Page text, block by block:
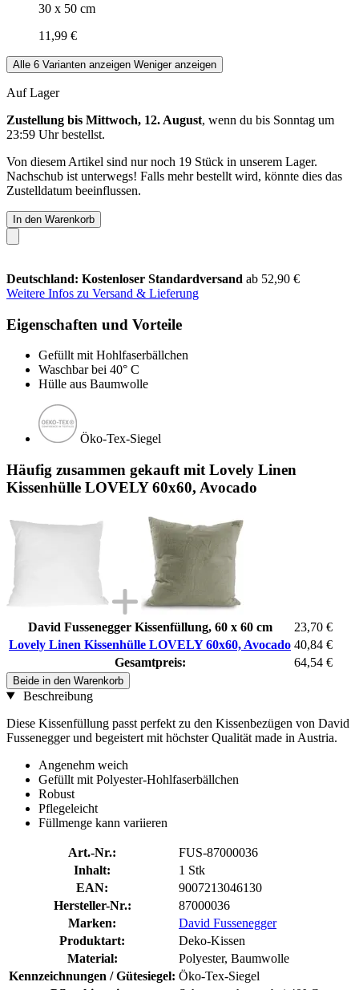
30 x 50 cm
11,99 €
Alle 6 Varianten anzeigen Weniger anzeigen
Auf Lager
Zustellung bis Mittwoch, 12. August, wenn du bis Sonntag um
23:59 Uhrbestellst.
Von diesem Artikel sind nur noch 19 Stück in unserem Lager.
Nachschub ist unterwegs! Falls mehr bestellt wird, könnte dies das
Zustelldatum beeinflussen.
In den Warenkorb
Deutschland: Kostenloser Standardversand ab 52,90 €
Weitere Infos zu Versand & Lieferung
Eigenschaften und Vorteile
Gefüllt mit Hohlfaserbällchen
Waschbar bei 40° C
Hülle aus Baumwolle
Öko-Tex-Siegel
Häufig zusammen gekauft mit Lovely Linen
Kissenhülle LOVELY 60x60, Avocado
David Fussenegger Kissenfüllung, 60 x 60 cm
23,70 €
Lovely Linen Kissenhülle LOVELY 60x60, Avocado 40,84 €
Gesamtpreis:
64,54 €
Beide in den Warenkorb
Beschreibung
Diese Kissenfüllung passt perfekt zu den Kissenbezügen von David
Fussenegger und begeistert mit höchster Qualität made in Austria.
Angenehm weich
Gefüllt mit Polyester-Hohlfaserbällchen
Robust
Pflegeleicht
Füllmenge kann variieren
Art.-Nr.:
FUS-87000036
Inhalt:
1 Stk
EAN:
9007213046130
Hersteller-Nr.:
87000036
Marken:
David Fussenegger
Produktart:
Deko-Kissen
Material:
Polyester, Baumwolle
Kennzeichnungen / Gütesiegel: Öko-Tex-Siegel